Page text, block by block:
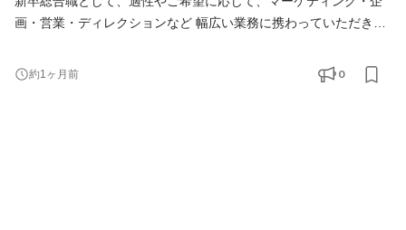
画・営業・ディレクションなど 幅広い業務に携わっていただきま
のディレクション業務からスタートし、実務を通じてSNSマーケ
ティングの基礎を習得。 半年〜1年を目安に、担当クライアント
約1ヶ月前 0